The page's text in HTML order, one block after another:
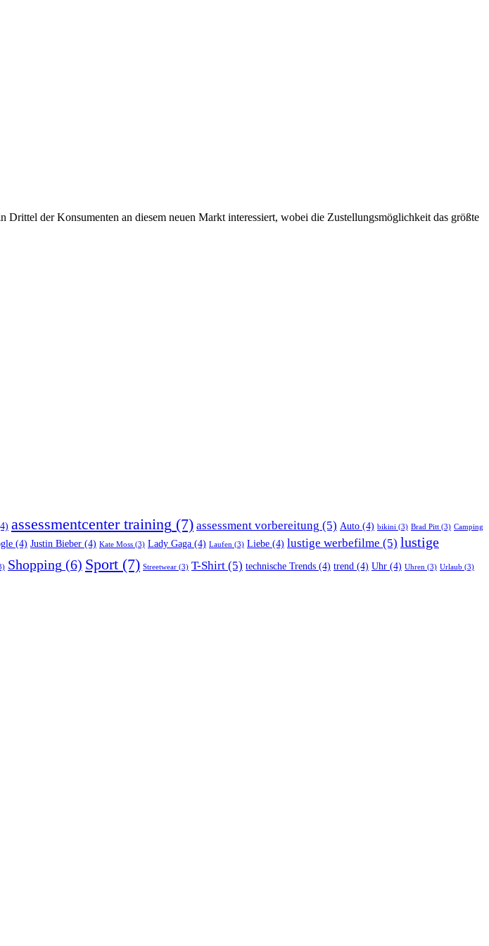
der Konsumenten an diesem neuen Markt interessiert, wobei die Zustellungsmöglichkeit das größte
assessmentcenter training (7) assessment vorbereitung (5) Auto (4) bikini (3) Brad Pitt (3) Camping
(4) Justin Bieber (4) Kate Moss (3) Lady Gaga (4) Laufen (3) Liebe (4) lustige werbefilme (5) lustige
Shopping (6) Sport (7) Streetwear (3) T-Shirt (5) technische Trends (4) trend (4) Uhr (4) Uhren (3) Urlaub (3)